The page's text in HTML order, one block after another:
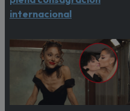
internacional